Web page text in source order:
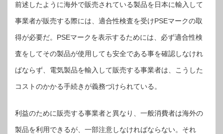
前述したように海外で販売されている製品を日本に輸入して
事業者が販売する際には、適合性検査を受けPSEマークの取
得が必要だ。PSEマークを表示するためには、必ず適合性検
査をしてその製品が使用しても安全である事を確認しなけれ
ばならず、電気製品を輸入して販売する事業者は、こうした
コストのかかる手続きが義務づけられている。
利益のために販売する事業者と異なり、一般消費者は海外の
製品を利用できるが、一部注意しなければならない。それ